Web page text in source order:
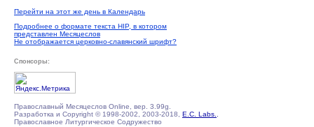
Перейти на этот же день в Календарь
Подробнее о формате текста HIP, в котором
представлен Месяцеслов
Не отображается церковно-славянский шрифт?
Спонсоры:
Православный Месяцеслов Online, вер. 3.99g.
Разработка и Copyright © 1998-2002, 2003-2018, E.C. Labs.
Православное Литургическое Содружество